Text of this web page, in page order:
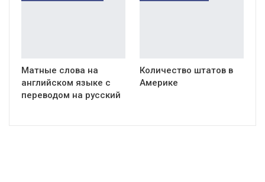
Матные слова на
английском языке с
переводом на русский
Количество штатов в
Америке